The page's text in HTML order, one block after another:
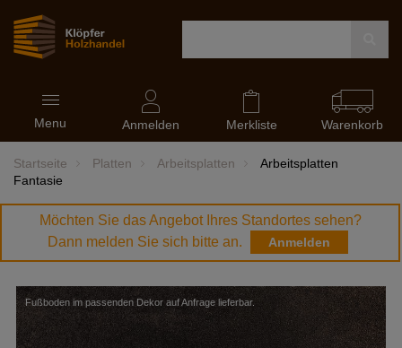
Navigation
ein-
und
ausblenden
Menu Anmelden Merkliste Warenkorb
Startseite Platten Arbeitsplatten
Arbeitsplatten
Fantasie
Möchten Sie das Angebot Ihres Standortes sehen?
Dann melden Sie sich bitte an.
Anmelden
Fußboden im passenden Dekor auf Anfrage lieferbar.